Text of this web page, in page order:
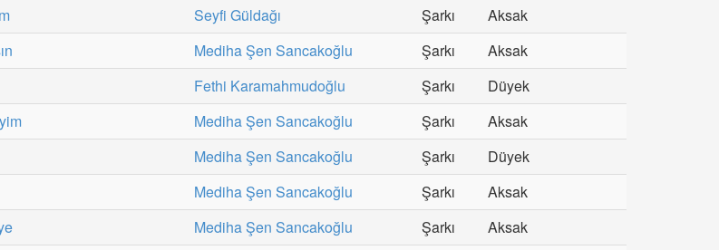
Seyfi Güldağı Şarkı
Aksak
Mediha Şen Sancakoğlu Şarkı
Aksak
Fethi Karamahmudoğlu Şarkı
Düyek
Mediha Şen Sancakoğlu Şarkı
Aksak
Mediha Şen Sancakoğlu Şarkı
Düyek
Mediha Şen Sancakoğlu Şarkı
Aksak
Mediha Şen Sancakoğlu Şarkı
Aksak